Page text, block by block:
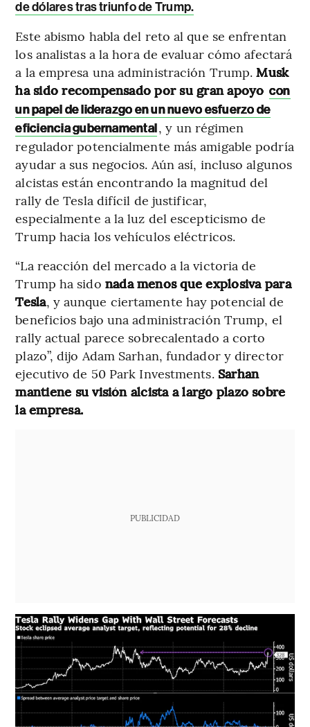
de dólares tras triunfo de Trump.
Este abismo habla del reto al que se enfrentan
los analistas a la hora de evaluar cómo afectará
a la empresa una administración Trump.Musk
ha sido recompensado por su gran apoyo con
un papel de liderazgo en un nuevo esfuerzo de
eficiencia gubernamental, y un régimen
regulador potencialmente más amigable podría
ayudar a sus negocios. Aún así, incluso algunos
alcistas están encontrando la magnitud del
rally de Tesla difícil de justificar,
especialmente a la luz del escepticismo de
Trump hacia los vehículos eléctricos.
“La reacción del mercado a la victoria de
Trump ha sido nada menos que explosiva para
Tesla, y aunque ciertamente hay potencial de
beneficios bajo una administración Trump, el
rally actual parece sobrecalentado a corto
plazo”, dijo Adam Sarhan, fundador y director
ejecutivo de 50 Park Investments. Sarhan
mantiene su visión alcista a largo plazo sobre
la empresa.
PUBLICIDAD